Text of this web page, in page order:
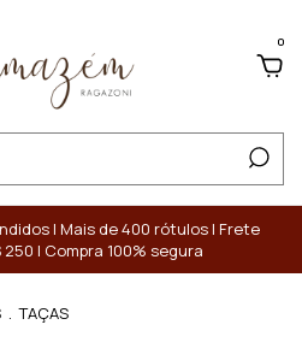
0
| Mais de 400 rótulos | Frete
| Compra 100% segura
. TAÇAS